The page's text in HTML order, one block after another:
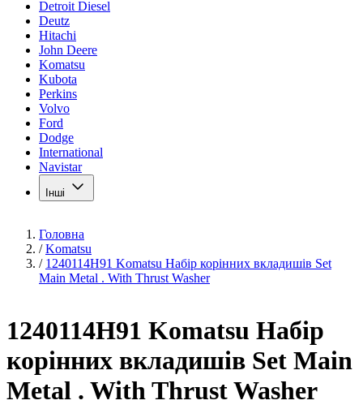
Detroit Diesel
Deutz
Hitachi
John Deere
Komatsu
Kubota
Perkins
Volvo
Ford
Dodge
International
Navistar
Інші
Головна
/ Komatsu
/ 1240114H91 Komatsu Набір корінних вкладишів Set
Main Metal . With Thrust Washer
1240114H91 Komatsu Набір
корінних вкладишів Set Main
Metal . With Thrust Washer